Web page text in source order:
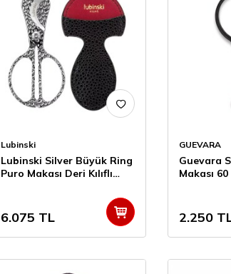
Lubinski
Lubinski Silver Büyük Ring
Puro Makası Deri Kılıflı
6.075 TL
GUEVARA
Guevara
Makası
2.250